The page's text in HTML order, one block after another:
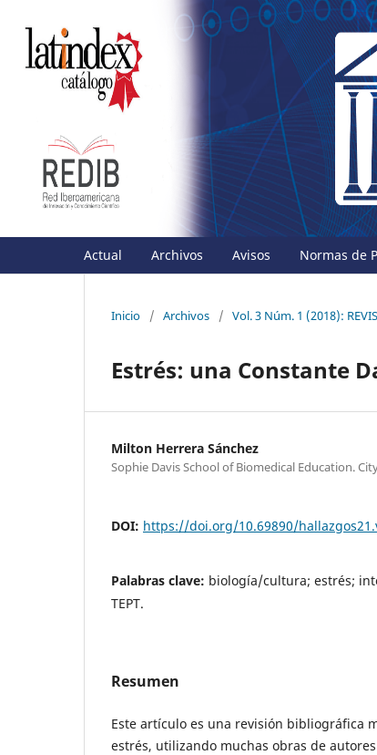
Actual Archivos Avisos Normas de
Inicio / Archivos / Vol. 3 Núm. 1 (2018):
Estrés: una Constante
Milton Herrera Sánchez
Sophie Davis School of Biomedical Education.
DOI: https://doi.org/10.69890/
Palabras clave: biología/cultura; estrés;
TEPT.
Resumen
Este artículo es una revisión bibliográfica
estrés, utilizando muchas obras de